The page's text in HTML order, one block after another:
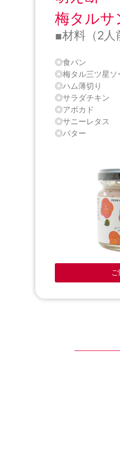
梅タルサ
■材料（2人
◎食パン 4枚
◎梅タル三ツ星
◎ハム薄切
◎サラダチキン
◎アボカド
◎サニーレタ
◎バター